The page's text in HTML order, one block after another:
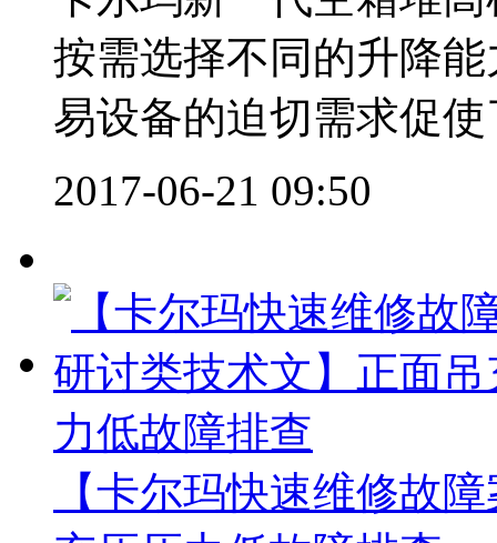
按需选择不同的升降
易设备的迫切需求促使
2017-06-21 09:50
【卡尔玛快速维修故